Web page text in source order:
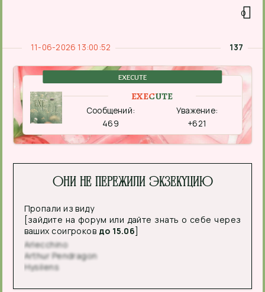
0
137
11-06-2026 13:00:52
EXECUTE
EXECUTE
Сообщений:
469
Уважение:
+621
Они не пережили экзекуцию
Пропали из виду
[зайдите на форум или дайте знать о себе через
ваших соигроков до 15.06]
Arlecchino
Arthur Pendragon
Hysilens